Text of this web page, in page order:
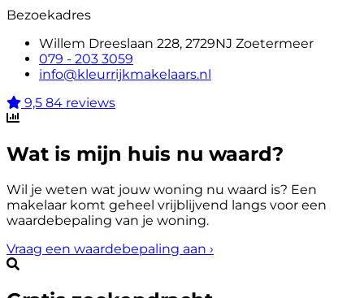
Bezoekadres
Willem Dreeslaan 228, 2729NJ Zoetermeer
079 - 203 3059
info@kleurrijkmakelaars.nl
9,5 84 reviews
Wat is mijn huis nu waard?
Wil je weten wat jouw woning nu waard is? Een
makelaar komt geheel vrijblijvend langs voor een
waardebepaling van je woning.
Vraag een waardebepaling aan ›